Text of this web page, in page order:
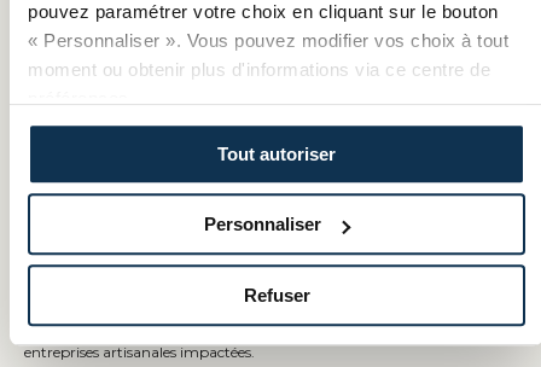
pouvez paramétrer votre choix en cliquant sur le bouton
« Personnaliser ». Vous pouvez modifier vos choix à tout
moment ou obtenir plus d'informations via ce centre de
Tout autoriser
Personnaliser
Refuser
Entreprises impactées par les incendies : les CMA se
mobilisent aux côtés des artisans
Face aux incendies exceptionnels qui touchent plusieurs territoires, le
réseau des CMA est pleinement mobilisé pour accompagner les
entreprises artisanales impactées.